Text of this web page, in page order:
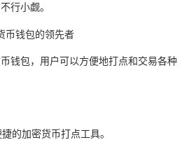
行小觑。
钱包，用户可以方便地打点和交易各种
的加密货币打点工具。